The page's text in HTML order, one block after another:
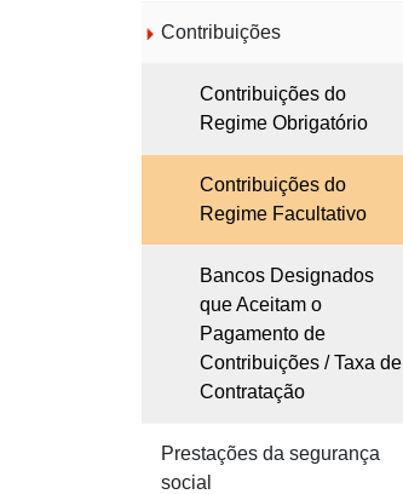
Contribuições
Contribuições do
Regime Obrigatório
Contribuições do
Regime Facultativo
Bancos Designados
que Aceitam o
Pagamento de
Contribuições / Taxa de
Contratação
Prestações da segurança
social